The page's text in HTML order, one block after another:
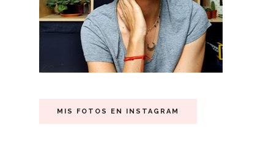
MIS FOTOS EN INSTAGRAM